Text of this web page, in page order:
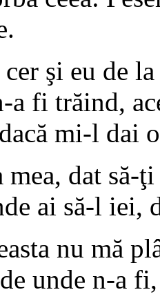
şi eu de
a fi trăind,
mi-l dai
dat să-
ai să-l iei,
nu mă
unde n-a